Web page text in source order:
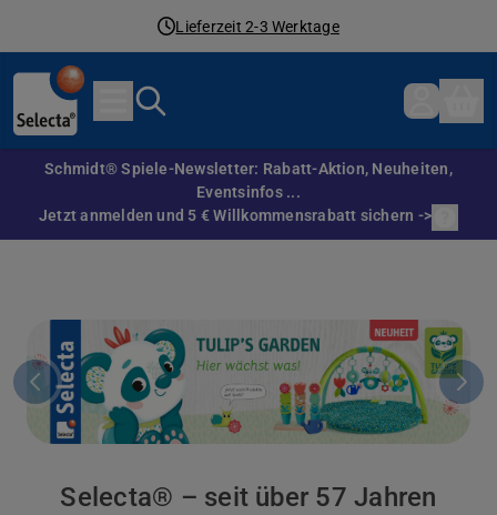
Lieferzeit 2-3 Werktage
Direkt zum Inhalt
Schmidt® Spiele-Newsletter: Rabatt-Aktion, Neuheiten,
Eventsinfos ...
Jetzt anmelden und 5 € Willkommensrabatt sichern ->
Selecta® – seit über 57 Jahren